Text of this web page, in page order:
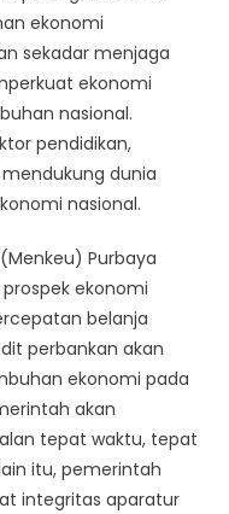
ekonomi
sekadar menjaga
ekonomi
nasional.
pendidikan,
dunia
nasional.
Purbaya
ekonomi
belanja
perbankan akan
ekonomi pada
akan
tepat waktu, tepat
itu, pemerintah
integritas aparatur